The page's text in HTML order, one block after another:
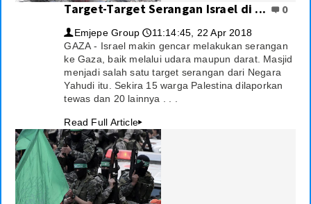
Target-Target Serangan Israel di ... 0
👤 Emjepe Group 🕔11:14:45, 22 Apr 2018
GAZA - Israel makin gencar melakukan serangan
ke Gaza, baik melalui udara maupun darat. Masjid
menjadi salah satu target serangan dari Negara
Yahudi itu. Sekira 15 warga Palestina dilaporkan
tewas dan 20 lainnya . . .
Read Full Article▸